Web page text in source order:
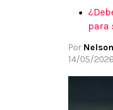
Apuesta del día
Apuestas Mundialpara
Por
14/05/